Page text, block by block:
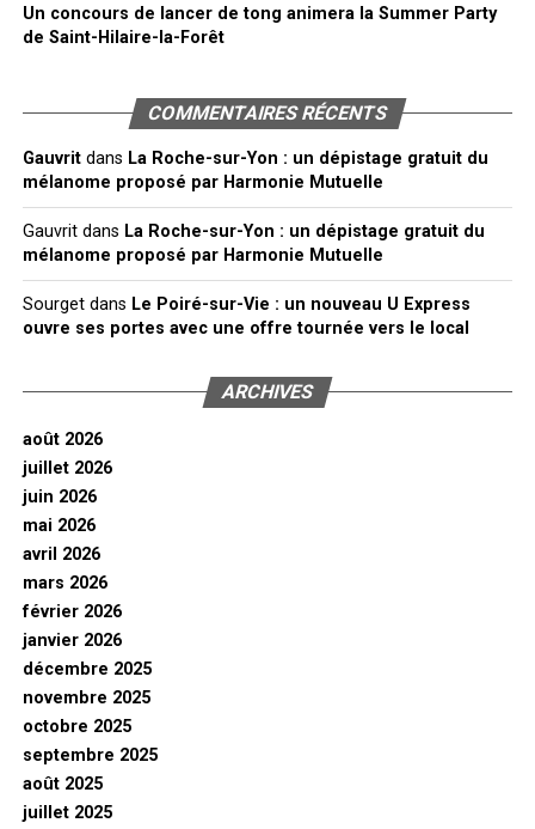
Un concours de lancer de tong animera la Summer Party
de Saint-Hilaire-la-Forêt
COMMENTAIRES RÉCENTS
Gauvritdans La Roche-sur-Yon : un dépistage gratuit du
mélanome proposé par Harmonie Mutuelle
Gauvritdans La Roche-sur-Yon : un dépistage gratuit du
mélanome proposé par Harmonie Mutuelle
Sourgetdans Le Poiré-sur-Vie : un nouveau U Express
ouvre ses portes avec une offre tournée vers le local
ARCHIVES
août 2026
juillet 2026
juin 2026
mai 2026
avril 2026
mars 2026
février 2026
janvier 2026
décembre 2025
novembre 2025
octobre 2025
septembre 2025
août 2025
juillet 2025